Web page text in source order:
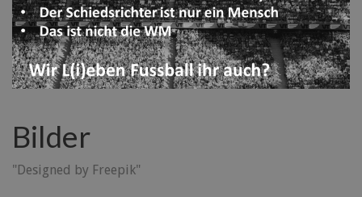
Bilder
"Designed by Freepik"